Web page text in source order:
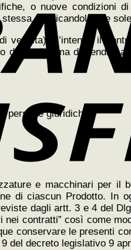
o nuove condizioni
applicandole alle
vendita), s’intende il
di un sistema di vendita
giuridiche.
e macchinari per il
di ciascun Prodotto. In
dagli artt. 3 e 4 del
contratti” così come
conservare le presenti
del decreto legislativo 9